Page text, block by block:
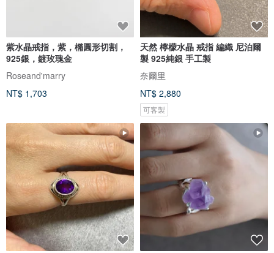
紫水晶戒指，紫，橢圓形切割，
925銀，鍍玫瑰金
Roseand'marry
NT$ 1,703
天然 檸檬水晶 戒指 編織 尼泊爾
製 925純銀 手工製
奈爾里
NT$ 2,880
可客製